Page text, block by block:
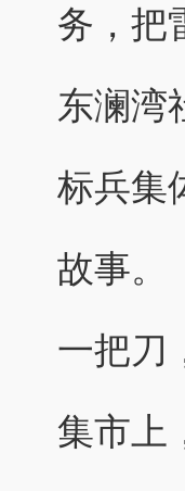
务，把
东澜湾
标兵集
故事。
一把刀
集市上